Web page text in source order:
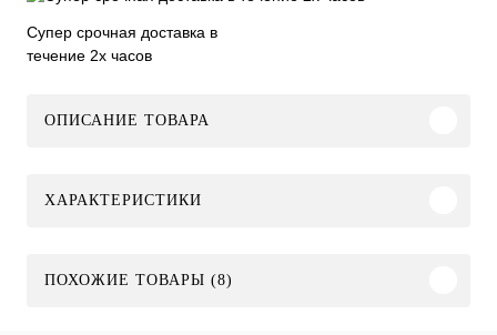
Супер срочная доставка в
течение 2х часов
ОПИСАНИЕ ТОВАРА
ХАРАКТЕРИСТИКИ
ПОХОЖИЕ ТОВАРЫ (8)